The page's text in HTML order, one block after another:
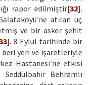
rapor edilmiştir[32].
atılan üç
ve bir asker şehit
]. 8 Eylül tarihinde bir
beri yeri ve işaretleriyle
Hastanesi'ne etkisi
Seddülbahir Behramlı